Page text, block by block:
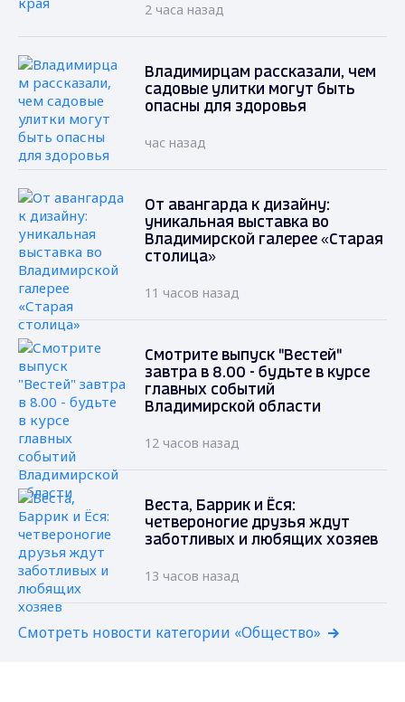
2 часа назад
Владимирцам рассказали, чем
садовые улитки могут быть
опасны для здоровья
час назад
От авангарда к дизайну:
уникальная выставка во
Владимирской галерее «Старая
столица»
11 часов назад
Смотрите выпуск "Вестей"
завтра в 8.00 - будьте в курсе
главных событий
Владимирской области
12 часов назад
Веста, Баррик и Ёся:
четвероногие друзья ждут
заботливых и любящих хозяев
13 часов назад
Смотреть новости категории «Общество»